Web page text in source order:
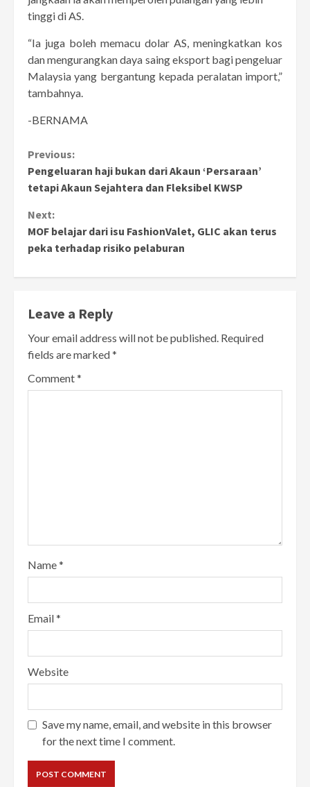
tinggi di AS.
“Ia juga boleh memacu dolar AS, meningkatkan kos
dan mengurangkan daya saing eksport bagi pengeluar
Malaysia yang bergantung kepada peralatan import,”
tambahnya.
-BERNAMA
Continue
Reading
Previous:
Pengeluaran haji bukan dari Akaun ‘Persaraan’
tetapi Akaun Sejahtera dan Fleksibel KWSP
Next:
MOF belajar dari isu FashionValet, GLIC akan terus
peka terhadap risiko pelaburan
Leave a Reply
Your email address will not be published. Required
fields are marked*
Comment*
Name*
Email*
Website
Save my name, email, and website in this browser
for the next time I comment.